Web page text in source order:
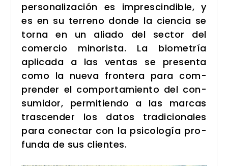
per­so­na­li­za­ción es impres­cin­di­ble, y
es en su terreno don­de la cien­cia se
tor­na en un alia­do del sec­tor del
comer­cio mino­ris­ta. La bio­me­tría
apli­ca­da a las ven­tas se pre­sen­ta
como la nue­va fron­te­ra para com­
pren­der el com­por­ta­mien­to del con­
su­mi­dor, per­mi­tien­do a las mar­cas
tras­cen­der los datos tra­di­cio­na­les
para conec­tar con la psi­co­lo­gía pro­
fun­da de sus clien­tes.